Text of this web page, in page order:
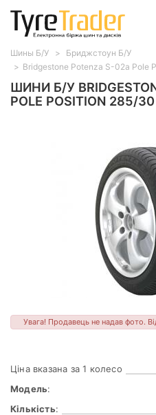
ШИНИ Б/У
POLE POSITION 285/
Увага! Продавець не надав фото.
Ціна вказана за 1 колесо
Модель:
Кількість:
Шины Б/У
Бриджстоун Б/У
Bridgestone Potenza S-02a Pole